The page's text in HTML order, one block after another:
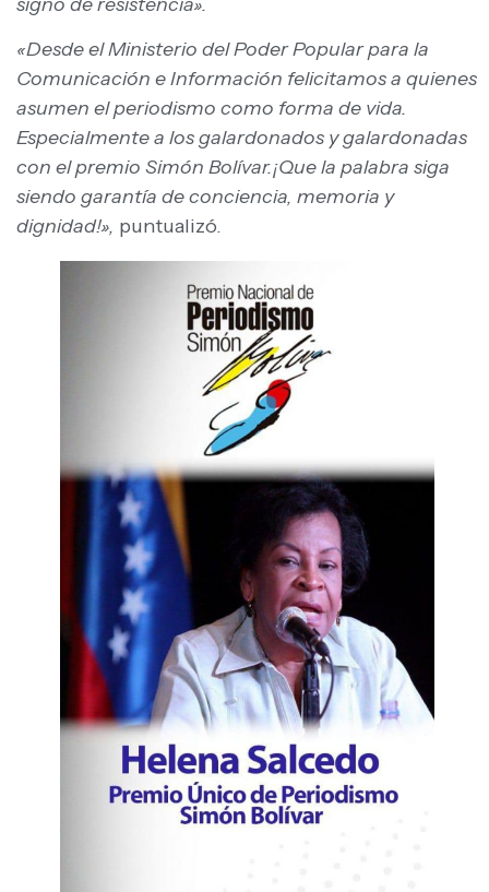
«Desde el Ministerio del Poder Popular para la
Comunicación e Información felicitamos a quienes
asumen el periodismo como forma de vida.
Especialmente a los galardonados y galardonadas
con el premio Simón Bolívar.¡Que la palabra siga
siendo garantía de conciencia, memoria y
dignidad!», puntualizó.